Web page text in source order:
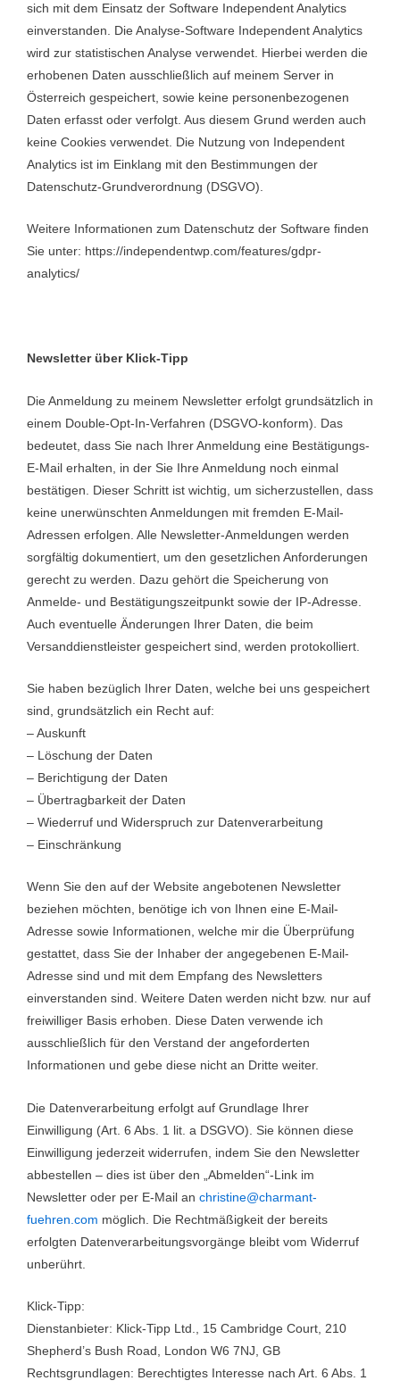
sich mit dem Einsatz der Software Independent Analytics
einverstanden. Die Analyse-Software Independent Analytics
wird zur statistischen Analyse verwendet. Hierbei werden die
erhobenen Daten ausschließlich auf meinem Server in
Österreich gespeichert, sowie keine personenbezogenen
Daten erfasst oder verfolgt. Aus diesem Grund werden auch
keine Cookies verwendet. Die Nutzung von Independent
Analytics ist im Einklang mit den Bestimmungen der
Datenschutz-Grundverordnung (DSGVO).
Weitere Informationen zum Datenschutz der Software finden
Sie unter: https://independentwp.com/features/gdpr-
analytics/
Newsletter über Klick-Tipp
Die Anmeldung zu meinem Newsletter erfolgt grundsätzlich in
einem Double-Opt-In-Verfahren (DSGVO-konform). Das
bedeutet, dass Sie nach Ihrer Anmeldung eine Bestätigungs-
E-Mail erhalten, in der Sie Ihre Anmeldung noch einmal
bestätigen. Dieser Schritt ist wichtig, um sicherzustellen, dass
keine unerwünschten Anmeldungen mit fremden E-Mail-
Adressen erfolgen. Alle Newsletter-Anmeldungen werden
sorgfältig dokumentiert, um den gesetzlichen Anforderungen
gerecht zu werden. Dazu gehört die Speicherung von
Anmelde- und Bestätigungszeitpunkt sowie der IP-Adresse.
Auch eventuelle Änderungen Ihrer Daten, die beim
Versanddienstleister gespeichert sind, werden protokolliert.
Sie haben bezüglich Ihrer Daten, welche bei uns gespeichert
sind, grundsätzlich ein Recht auf:
– Auskunft
– Löschung der Daten
– Berichtigung der Daten
– Übertragbarkeit der Daten
– Wiederruf und Widerspruch zur Datenverarbeitung
– Einschränkung
Wenn Sie den auf der Website angebotenen Newsletter
beziehen möchten, benötige ich von Ihnen eine E-Mail-
Adresse sowie Informationen, welche mir die Überprüfung
gestattet, dass Sie der Inhaber der angegebenen E-Mail-
Adresse sind und mit dem Empfang des Newsletters
einverstanden sind. Weitere Daten werden nicht bzw. nur auf
freiwilliger Basis erhoben. Diese Daten verwende ich
ausschließlich für den Verstand der angeforderten
Informationen und gebe diese nicht an Dritte weiter.
Die Datenverarbeitung erfolgt auf Grundlage Ihrer
Einwilligung (Art. 6 Abs. 1 lit. a DSGVO). Sie können diese
Einwilligung jederzeit widerrufen, indem Sie den Newsletter
abbestellen – dies ist über den „Abmelden“-Link im
Newsletter oder per E-Mail an christine@charmant-
fuehren.com möglich. Die Rechtmäßigkeit der bereits
erfolgten Datenverarbeitungsvorgänge bleibt vom Widerruf
unberührt.
Klick-Tipp:
Dienstanbieter: Klick-Tipp Ltd., 15 Cambridge Court, 210
Shepherd’s Bush Road, London W6 7NJ, GB
Rechtsgrundlagen: Berechtigtes Interesse nach Art. 6 Abs. 1